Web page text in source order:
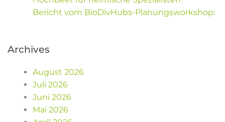
Bericht vom BioDivHubs-Planungsworkshop:
Archives
August 2026
Juli 2026
Juni 2026
Mai 2026